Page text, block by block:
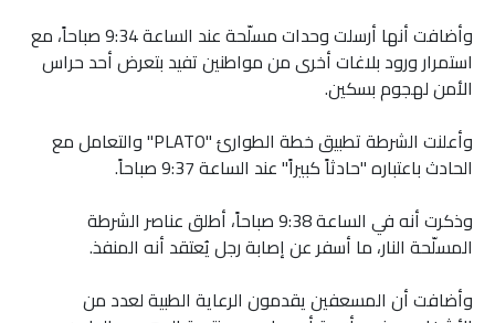
وأضافت أنها أرسلت وحدات مسلّحة عند الساعة 9:34 صباحاً، مع
استمرار ورود بلاغات أخرى من مواطنين تفيد بتعرض أحد حراس
الأمن لهجوم بسكين.
وأعلنت الشرطة تطبيق خطة الطوارئ "PLATO" والتعامل مع
الحادث باعتباره "حادثاً كبيراً" عند الساعة 9:37 صباحاً.
وذكرت أنه في الساعة 9:38 صباحاً، أطلق عناصر الشرطة
المسلّحة النار، ما أسفر عن إصابة رجل يُعتقد أنه المنفذ.
وأضافت أن المسعفين يقدمون الرعاية الطبية لعدد من